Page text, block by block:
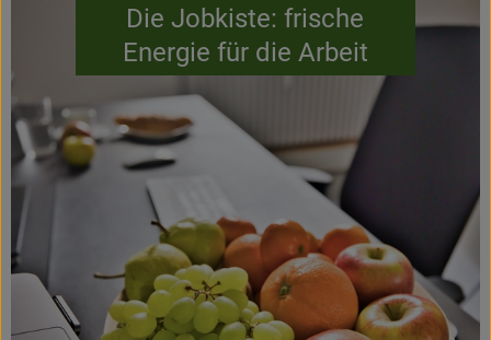
Die Jobkiste: frische
Energie für die Arbeit